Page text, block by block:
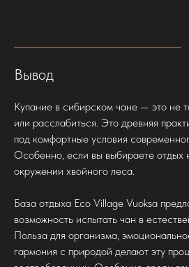
Вывод
Купание в сибирском чане — это не
или расслабиться. Это древняя
под комфортные условия
Особенно, если вы выбираете отдых
окружении хвойного леса.
База отдыха Eco Village Vuoksa
возможность испытать чан в
Польза для организма,
гармония с природой делают эту